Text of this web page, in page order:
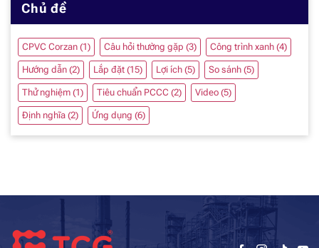
Chủ đề
CPVC Corzan (1) Câu hỏi thường gặp (3) Công trình xanh (4)
Hướng dẫn (2) Lắp đặt (15) Lợi ích (5) So sánh (5)
Thử nghiệm (1) Tiêu chuẩn PCCC (2) Video (5)
Định nghĩa (2) Ứng dụng (6)